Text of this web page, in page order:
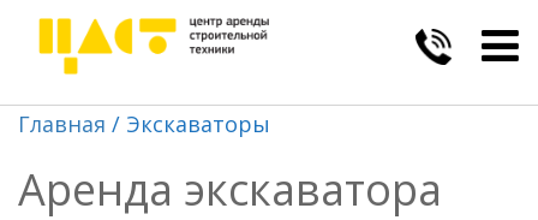
Главная Экскаваторы
Аренда экскаватора